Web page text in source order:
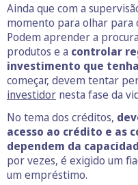
Ainda que com a
momento para olhar para
Podem aprender a
produtos e a controlar
investimento que
começar, devem tentar
investidor nesta fase da
No tema dos créditos,
acesso ao crédito e as
dependem da
por vezes, é exigido um
um empréstimo.